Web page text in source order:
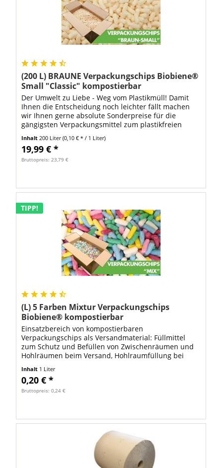
(200 L) BRAUNE Verpackungschips Biobiene®
Small "Classic" kompostierbar
Der Umwelt zu Liebe - Weg vom Plastikmüll! Damit
Ihnen die Entscheidung noch leichter fällt machen
wir Ihnen gerne absolute Sonderpreise für die
gängigsten Verpackungsmittel zum plastikfreien
Inhalt200 Liter(0,10 € * / 1 Liter)
19,99 € *
Bruttopreis: 23,79 €
TIPP!
(L) 5 Farben Mixtur Verpackungschips
Biobiene® kompostierbar
Einsatzbereich von kompostierbaren
Verpackungschips als Versandmaterial: Füllmittel
zum Schutz und Befüllen von Zwischenräumen und
Hohlräumen beim Versand, Hohlraumfüllung bei
empfindlichen...
Inhalt 1 Liter
0,20 € *
Bruttopreis: 0,24 €